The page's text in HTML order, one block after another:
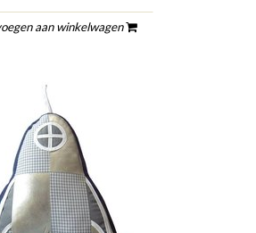
aan winkelwagen